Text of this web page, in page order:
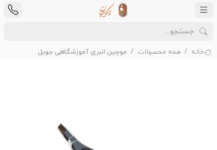
خانه همه محصولات موچین انبری آموزشگاهی جویل